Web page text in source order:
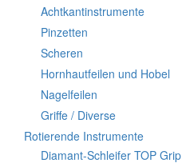
Achtkantinstrumente
Pinzetten
Scheren
Hornhautfeilen und Hobel
Nagelfeilen
Griffe / Diverse
Rotierende Instrumente
Diamant-Schleifer TOP Grip